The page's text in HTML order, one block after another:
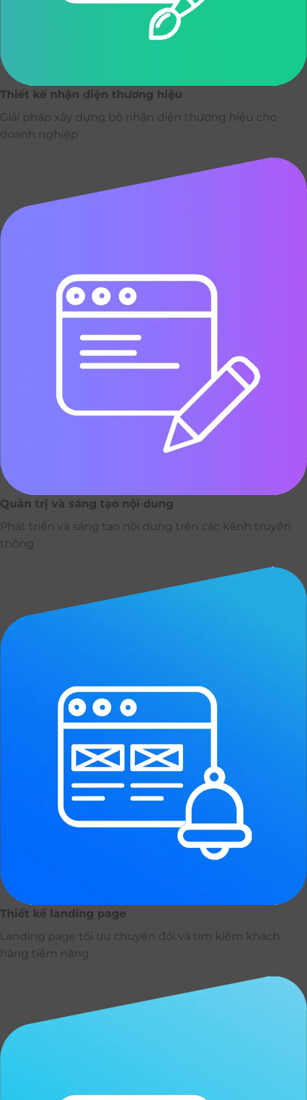
Thiết kế nhận diện thương hiệu
Giải pháp xây dựng bộ nhận diện thương hiệu cho
doanh nghiệp
Quản trị và sáng tạo nội dung
Phát triển và sáng tạo nội dung trên các kênh truyền
thông
Thiết kế landing page
Landing page tối ưu chuyển đổi và tìm kiếm khách
hàng tiềm năng